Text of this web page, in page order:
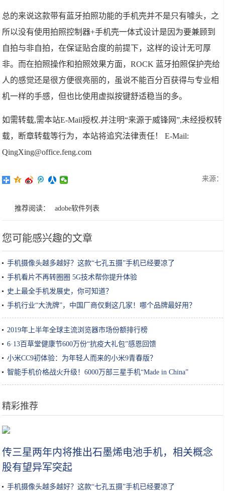
总的来说这款带有蓝牙拍照功能的手机壳并不是只有噱头，之
所以没有使用拍照控制器+手机壳一体式设计是因为要兼顾到
自拍与非自拍，在保证贴合度的前提下，这样的设计无可厚
非。而在拍照操作和拍照效果方面，ROCK 蓝牙拍照保护壳给
人的感觉还是很方便很亮丽的，虽说不能百分百获得与专业相
机一样的手感，但也比使用虚拟按键舒适稳当的多。
如需转载,需本站E-Mail授权.并注明“来源于威锋网”,未经授权转
载，断章转载等行为，本站将追究法律责任！ E-Mail:
QingXing@office.feng.com
来源：
推荐阅读： adobe软件列表
您可能感兴趣的文章
手机摄像头越多越好？这款“七孔五摄”手机已经要凉了
手机看片不再转圈圈 5G技术帮你提升体验
史上最全手机发展史，你可知道？
手机行业“大洗牌”，中国厂商仅剩这几家！哪个品牌最好用？
2019年上半年全球主流浏览器市场份额排行榜
6·13百草堂健康节600万份“抗疫大礼包”感恩回馈
小米CC9初体验：为年轻人而来的小米9青春版？
智能手机价格战火升级！6000万部三星手机“Made in China”
精彩推荐
传三星两年内将推出石墨烯电池手机，相关概念
股有望异军突起
手机摄像头越多越好？这款“七孔五摄”手机已经要凉了